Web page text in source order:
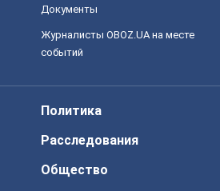
Документы
Журналисты OBOZ.UA на месте
событий
Политика
Расследования
Общество